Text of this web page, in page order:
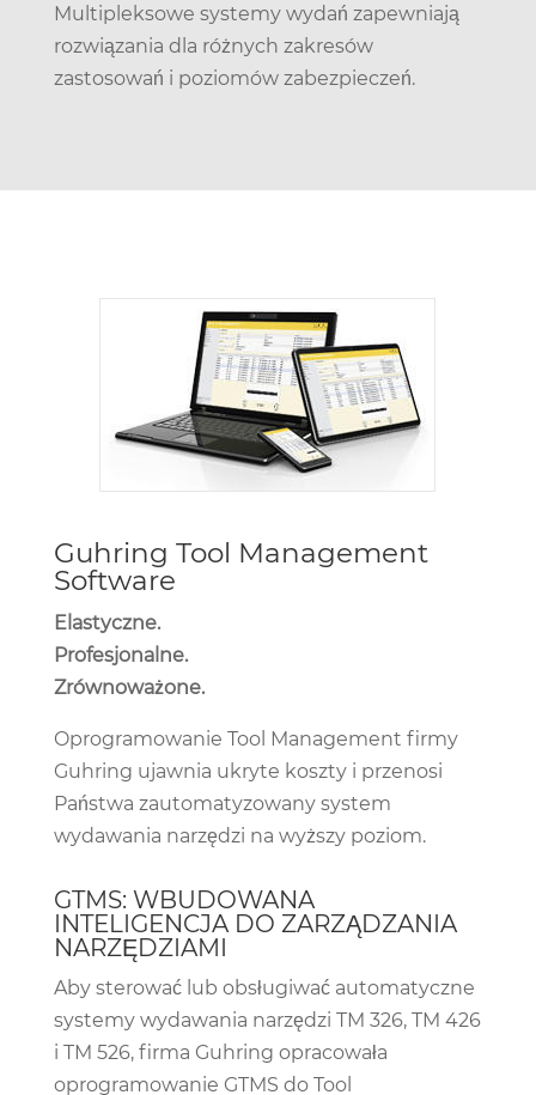
Multipleksowe systemy wydań zapewniają
rozwiązania dla różnych zakresów
zastosowań i poziomów zabezpieczeń.
Guhring Tool Management
Software
Elastyczne.
Profesjonalne.
Zrównoważone.
Oprogramowanie Tool Management firmy
Guhring ujawnia ukryte koszty i przenosi
Państwa zautomatyzowany system
wydawania narzędzi na wyższy poziom.
GTMS: WBUDOWANA
INTELIGENCJA DO ZARZĄDZANIA
NARZĘDZIAMI
Aby sterować lub obsługiwać automatyczne
systemy wydawania narzędzi TM 326, TM 426
i TM 526, firma Guhring opracowała
oprogramowanie GTMS do Tool